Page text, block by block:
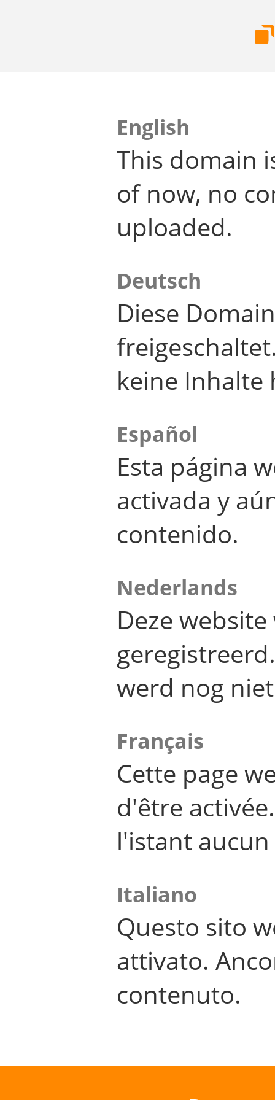
English
This domain
of now, no
uploaded.
Deutsch
Diese
keine Inhalte
Español
Esta página
activada y
contenido.
Nederlands
Deze
werd nog
Français
Cette page
d'être
l'istant
Italiano
Questo sito
attivato.
contenuto.